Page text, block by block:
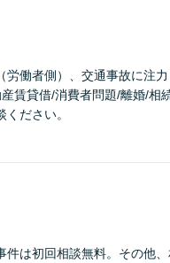
労働者側）、交通事故に注
賃貸借/消費者問題/離婚/相
ださい。
件は初回相談無料。その他